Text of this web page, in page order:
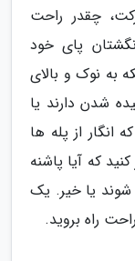
چقدر راحت
پای خود
به نوک و بالای
شدن دارند یا
از پله ها
که آیا پاشنه
یا خیر. یک
راه بروید.